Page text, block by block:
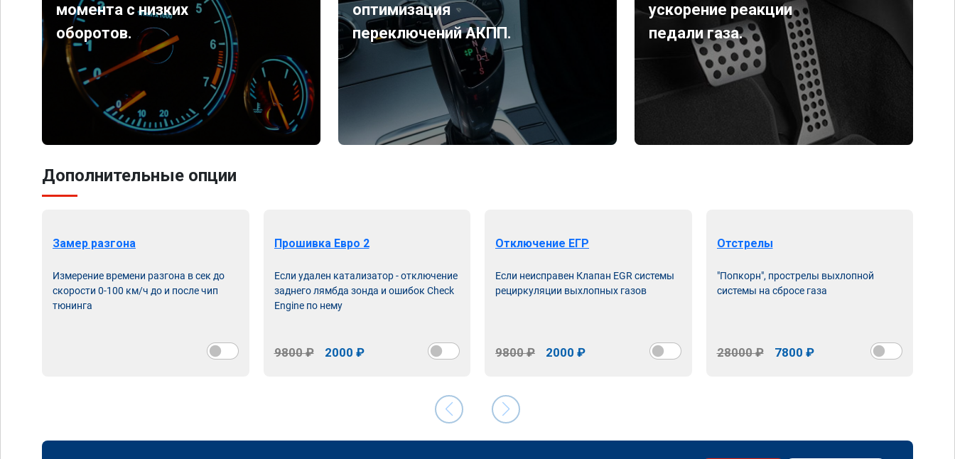
момента с низких
оборотов.
оптимизация
переключений АКПП.
ускорение реакции
педали газа.
Дополнительные опции
Замер разгона
Измерение времени разгона в сек до
скорости 0-100 км/ч до и после чип
тюнинга
Прошивка Евро 2
Если удален катализатор - отключение
заднего лямбда зонда и ошибок Check
Engine по нему
9800 ₽ 2000 ₽
Отключение ЕГР
Если неисправен Клапан EGR системы
рециркуляции выхлопных газов
9800 ₽ 2000 ₽
Отстрелы
"Попкорн", прострелы выхлопной
системы на сбросе газа
28000 ₽ 7800 ₽